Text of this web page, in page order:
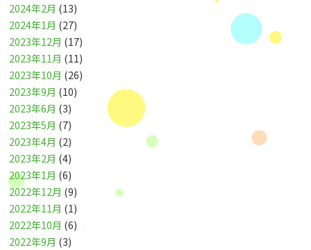
2024年2月 (13)
2024年1月 (27)
2023年12月 (17)
2023年11月 (11)
2023年10月 (26)
2023年9月 (10)
2023年6月 (3)
2023年5月 (7)
2023年4月 (2)
2023年2月 (4)
2023年1月 (6)
2022年12月 (9)
2022年11月 (1)
2022年10月 (6)
2022年9月 (3)